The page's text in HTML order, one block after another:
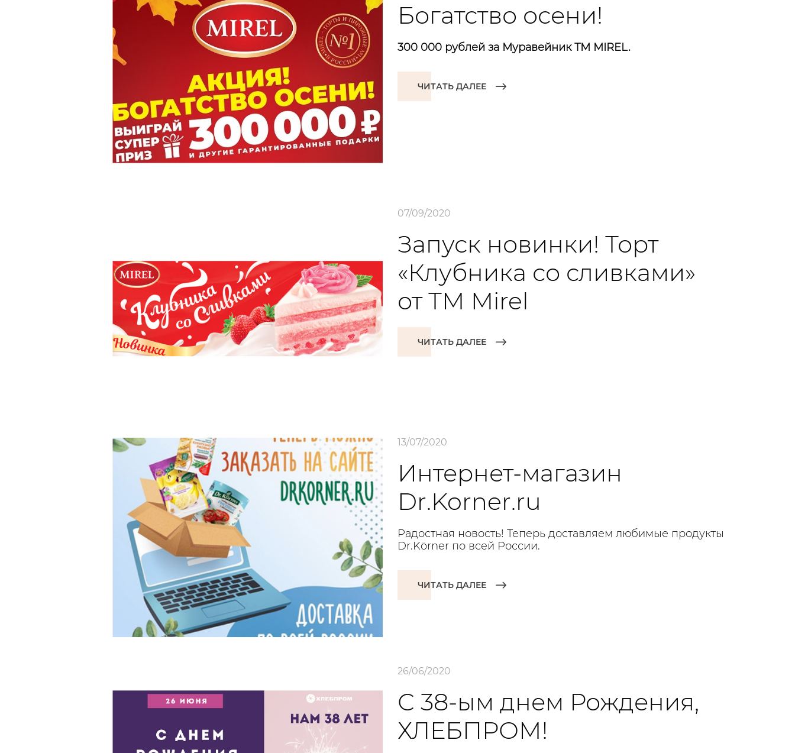
Богатство осени!
300 000 рублей за Муравейник ТМ MIREL.
ЧИТАТЬ ДАЛЕЕ
07/09/2020
Запуск новинки! Торт
«Клубника со сливками»
от ТМ Mirel
ЧИТАТЬ ДАЛЕЕ
13/07/2020
Интернет-магазин
Dr.Korner.ru
Радостная новость! Теперь доставляем любимые продукты
Dr.Körner по всей России.
ЧИТАТЬ ДАЛЕЕ
26/06/2020
С 38-ым днем Рождения,
ХЛЕБПРОМ!